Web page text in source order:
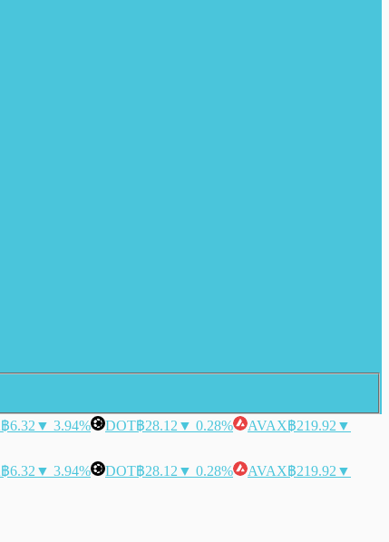
฿6.32 ▼ 3.94% DOT฿28.12 ▼ 0.28% AVAX฿219.92 ▼
฿6.32 ▼ 3.94% DOT฿28.12 ▼ 0.28% AVAX฿219.92 ▼